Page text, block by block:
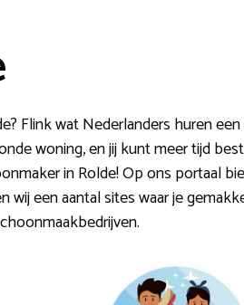
Flink wat Nederlanders huren
woning, en jij kunt meer tijd
in Rolde! Op ons portaal
een aantal sites waar je